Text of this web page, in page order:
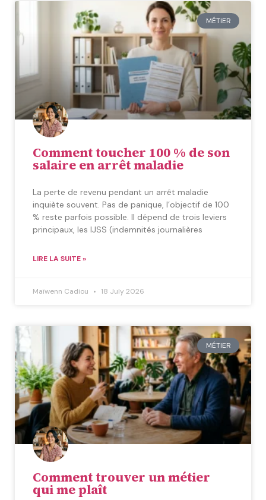
MÉTIER
Comment toucher 100 % de son
salaire en arrêt maladie
La perte de revenu pendant un arrêt maladie
inquiète souvent. Pas de panique, l’objectif de 100
% reste parfois possible. Il dépend de trois leviers
principaux, les IJSS (indemnités journalières
LIRE LA SUITE »
Maïwenn Cadiou 18 July 2026
MÉTIER
Comment trouver un métier
qui me plaît